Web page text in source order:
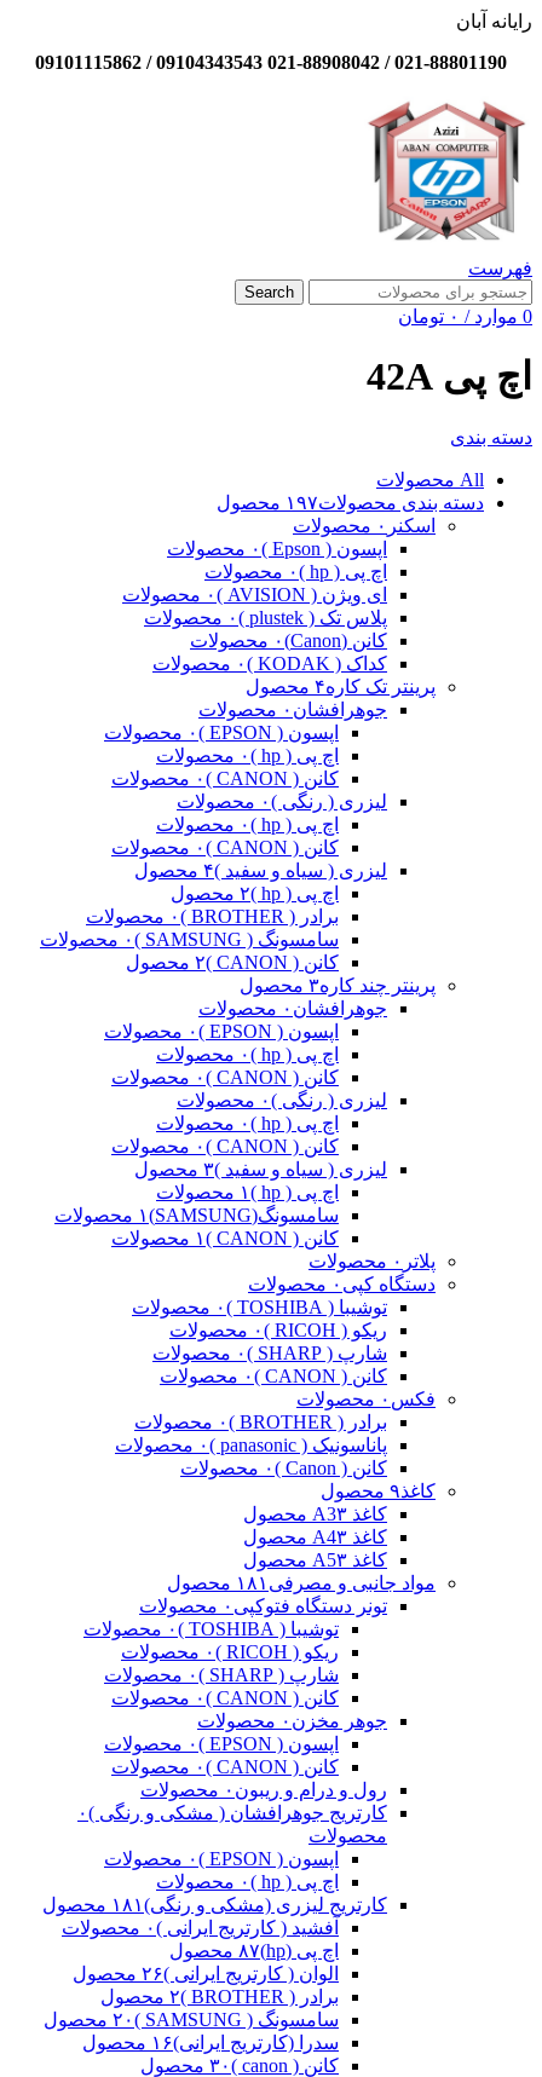
رایانه آبان
021-88801190 / 021-88908042 09104343543 / 09101115862
فهرست
Search
0 موارد / ۰ تومان
اچ پی 42A
دسته بندی
All محصولات
دسته بندی محصولات۱۹۷ محصول
اسکنر ۰ محصولات
اپسون ( Epson )
۰ محصولات
اچ پی ( hp )
۰ محصولات
ای ویژن ( AVISION )
۰ محصولات
پلاس تک ( plustek )
۰ محصولات
کانن (Canon)
۰ محصولات
کداک ( KODAK )
۰ محصولات
پرینتر تک کاره۴ محصول
جوهرافشان ۰ محصولات
اپسون ( EPSON )
۰ محصولات
اچ پی ( hp )
۰ محصولات
کانن ( CANON )
۰ محصولات
لیزری ( رنگی )۰ محصولات
اچ پی ( hp )
۰ محصولات
کانن ( CANON )
۰ محصولات
لیزری ( سیاه و سفید )۴ محصول
اچ پی ( hp )
۲ محصول
برادر ( BROTHER )
۰ محصولات
سامسونگ ( SAMSUNG )
۰ محصولات
کانن ( CANON )
۲ محصول
پرینتر چند کاره۳ محصول
جوهرافشان ۰ محصولات
اپسون ( EPSON )
۰ محصولات
اچ پی ( hp )
۰ محصولات
کانن ( CANON )
۰ محصولات
لیزری ( رنگی )۰ محصولات
اچ پی ( hp )
۰ محصولات
کانن ( CANON )
۰ محصولات
لیزری ( سیاه و سفید )۳ محصول
اچ پی ( hp )
۱ محصولات
سامسونگ(SAMSUNG)
۱ محصولات
کانن ( CANON )
۱ محصولات
پلاتر ۰ محصولات
دستگاه کپی ۰ محصولات
توشیبا ( TOSHIBA )
۰ محصولات
ریکو ( RICOH )
۰ محصولات
شارپ ( SHARP )
۰ محصولات
کانن ( CANON )
۰ محصولات
فکس ۰ محصولات
برادر ( BROTHER )
۰ محصولات
پاناسونیک ( panasonic )
۰ محصولات
کانن ( Canon )
۰ محصولات
کاغذ۹ محصول
کاغذ A3 ۳ محصول
کاغذ A4 ۳ محصول
کاغذ A5 ۳ محصول
مواد جانبی و مصرفی ۱۸۱ محصول
تونر دستگاه فتوکپی ۰ محصولات
توشیبا ( TOSHIBA )
۰ محصولات
ریکو ( RICOH )
۰ محصولات
شارپ ( SHARP )
۰ محصولات
کانن ( CANON )
۰ محصولات
جوهر مخزن ۰ محصولات
اپسون ( EPSON )
۰ محصولات
کانن ( CANON )
۰ محصولات
رول و درام و ریبون ۰ محصولات
کارتریج جوهرافشان ( مشکی و رنگی )۰
محصولات
اپسون ( EPSON )
۰ محصولات
اچ پی ( hp )
۰ محصولات
کارتریج لیزری (مشکی و رنگی)۱۸۱ محصول
آفشید ( کارتریج ایرانی )۰ محصولات
اچ پی (hp)
۸۷ محصول
الوان ( کارتریج ایرانی )۲۶ محصول
برادر ( BROTHER )
۲ محصول
سامسونگ ( SAMSUNG )
۲۰ محصول
سدرا (کارتریج ایرانی)۱۶ محصول
کانن ( canon )
۳۰ محصول